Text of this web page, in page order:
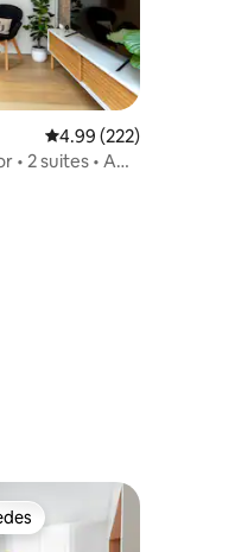
Calificación promedio:
4.99 (222)
• 2 suites • A
entre huéspedes